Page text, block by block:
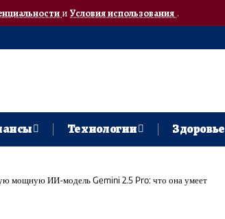
и Условия использования.
Технологии Здоровье
мощную ИИ-модель Gemini 2.5 Pro: что она умеет